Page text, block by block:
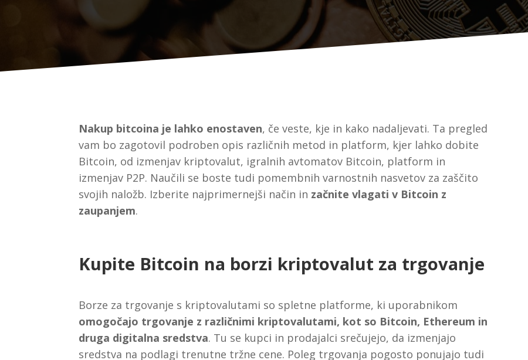
Nakup bitcoina je lahko enostaven, če veste, kje in kako nadaljevati. Ta pregled
vam bo zagotovil podroben opis različnih metod in platform, kjer lahko dobite
Bitcoin, od izmenjav kriptovalut, igralnih avtomatov Bitcoin, platform in
izmenjav P2P. Naučili se boste tudi pomembnih varnostnih nasvetov za zaščito
svojih naložb. Izberite najprimernejši način in začnite vlagati v Bitcoin z
zaupanjem.
Kupite Bitcoin na borzi kriptovalut za trgovanje
Borze za trgovanje s kriptovalutami so spletne platforme, ki uporabnikom
omogočajo trgovanje z različnimi kriptovalutami, kot so Bitcoin, Ethereum in
druga digitalna sredstva. Tu se kupci in prodajalci srečujejo, da izmenjajo
sredstva na podlagi trenutne tržne cene. Poleg trgovanja pogosto ponujajo tudi